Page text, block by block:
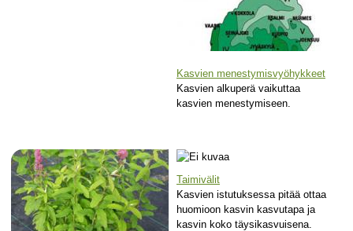
Kasvien menestymisvyöhykkeet
Kasvien alkuperä vaikuttaa
kasvien menestymiseen.
Taimivälit
Kasvien istutuksessa pitää ottaa
huomioon kasvin kasvutapa ja
kasvin koko täysikasvuisena.